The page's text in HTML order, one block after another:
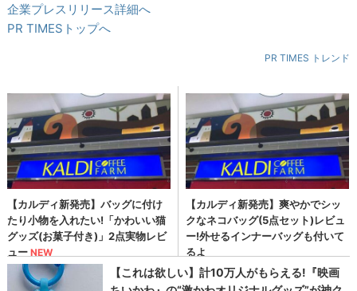
企業プレスリリース詳細へ
PR TIMESトップへ
PR TIMES トレンド